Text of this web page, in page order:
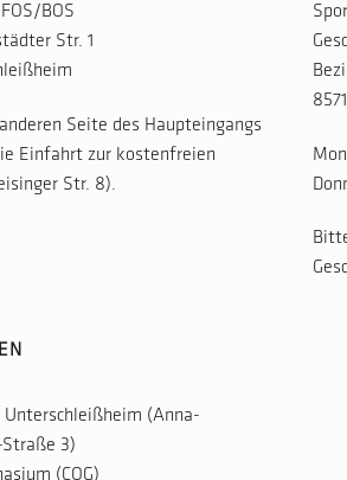
BOS
Str. 1
Seite des Haupteingangs
Einfahrt zur kostenfreien
Str. 8).
Unterschleißheim (Anna-
3)
(COG)